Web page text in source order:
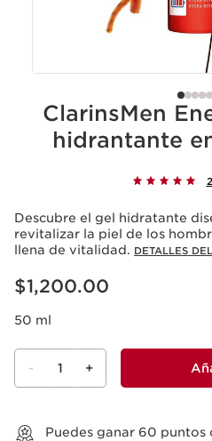
ClarinsMen
hidrantante
Descubre el gel hidratante
revitalizar la piel de los
llena de vitalidad. DETALLES
Precio actual $1,200.00
$1,200.00
50 ml
- 1 +
Puedes ganar 60 puntos